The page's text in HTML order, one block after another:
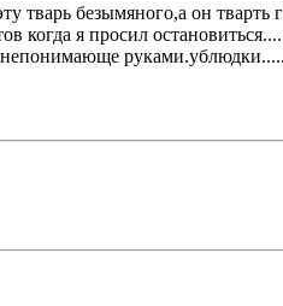
тварь безымяного,а он
когда я просил